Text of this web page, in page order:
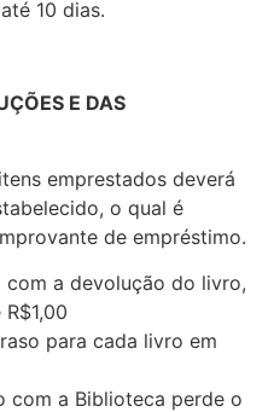
10 dias.
E DAS
emprestados deverá
o qual é
de empréstimo.
com a devolução do livro,
para cada livro em
com a Biblioteca perde o